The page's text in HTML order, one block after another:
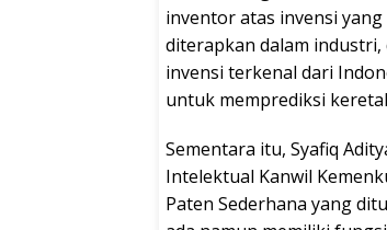
inventor atas invensi
diterapkan dalam industri,
invensi terkenal dari
untuk memprediksi
Sementara itu, Syafiq
Intelektual Kanwil
Paten Sederhana yang